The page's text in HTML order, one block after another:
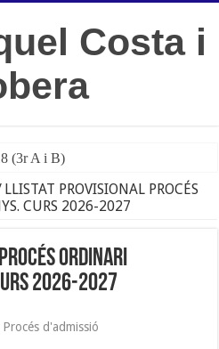
(3r A i B)
LLISTAT PROVISIONAL PROCÉS
CURS 2026-2027
ORDINARI
2026-2027
Procés d'admissió